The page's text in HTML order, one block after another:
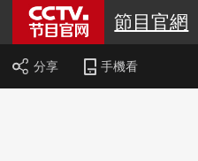
節目官網
分享 手機看